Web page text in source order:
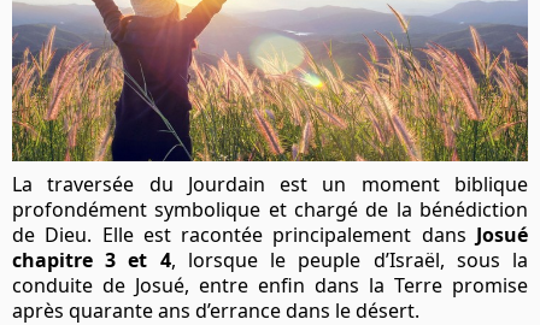
La traversée du Jourdain est un moment biblique
profondément symbolique et chargé de la bénédiction
de Dieu. Elle est racontée principalement dans Josué
chapitre 3 et 4, lorsque le peuple d’Israël, sous la
conduite de Josué, entre enfin dans la Terre promise
après quarante ans d’errance dans le désert.